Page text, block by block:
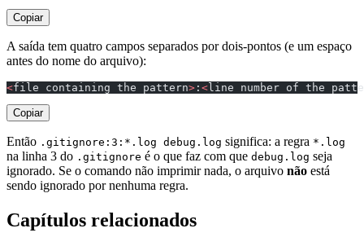
Copiar
A saída tem quatro campos separados por dois-pontos (e um espaço
antes do nome do arquivo):
<file containing the pattern> : < line number of the
Copiar
Então .gitignore:3:*.log debug.log significa: a regra *.log
na linha 3 do .gitignore é o que faz com que debug.log seja
ignorado. Se o comando não imprimir nada, o arquivo não está
sendo ignorado por nenhuma regra.
Capítulos relacionados